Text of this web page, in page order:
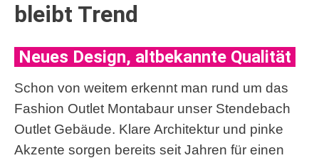
bleibt Trend
Neues Design, altbekannte Qualität
Schon von weitem erkennt man rund um das
Fashion Outlet Montabaur unser Stendebach
Outlet Gebäude. Klare Architektur und pinke
Akzente sorgen bereits seit Jahren für einen